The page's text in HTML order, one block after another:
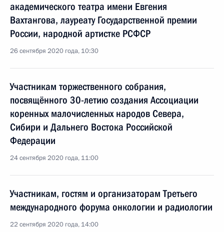
академического театра имени Евгения
Вахтангова, лауреату Государственной премии
России, народной артистке РСФСР
26 сентября 2020 года, 10:30
Участникам торжественного собрания,
посвящённого 30-летию создания Ассоциации
коренных малочисленных народов Севера,
Сибири и Дальнего Востока Российской
Федерации
24 сентября 2020 года, 11:00
Участникам, гостям и организаторам Третьего
международного форума онкологии и радиологии
22 сентября 2020 года, 14:00